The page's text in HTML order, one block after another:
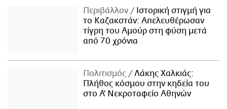
Περιβάλλον
Ιστορική στιγμή για
το Καζακστάν: Απελευθέρωσαν
τίγρη του Αμούρ στη φύση μετά
από 70 χρόνια
Πολιτισμός
Λάκης Χαλκιάς:
Πλήθος κόσμου στην κηδεία του
στο Α' Νεκροταφείο Αθηνών